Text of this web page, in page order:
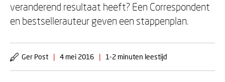
veranderend resultaat heeft? Een Correspondent
en bestsellerauteur geven een stappenplan.
Ger Post | 4 mei 2016 | 1-2 minuten leestijd